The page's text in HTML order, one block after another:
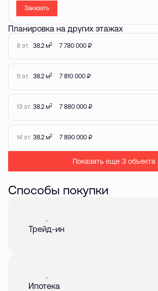
Заказать
Планировка на других этажах
8 эт. 38.2 м2 7 780 000 ₽
9 эт. 38.2 м2 7 810 000 ₽
13 эт. 38.2 м2 7 880 000 ₽
14 эт. 38.2 м2 7 890 000 ₽
Показать еще 3 объектa
Способы покупки
Трейд-ин
Ипотека